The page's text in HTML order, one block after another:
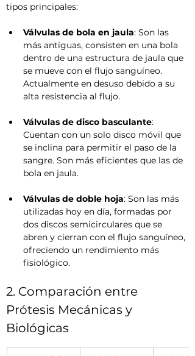
tipos principales:
Válvulas de bola en jaula: Son las
más antiguas, consisten en una bola
dentro de una estructura de jaula que
se mueve con el flujo sanguíneo.
Actualmente en desuso debido a su
alta resistencia al flujo.
Válvulas de disco basculante:
Cuentan con un solo disco móvil que
se inclina para permitir el paso de la
sangre. Son más eficientes que las de
bola en jaula.
Válvulas de doble hoja: Son las más
utilizadas hoy en día, formadas por
dos discos semicirculares que se
abren y cierran con el flujo sanguíneo,
ofreciendo un rendimiento más
fisiológico.
2. Comparación entre
Prótesis Mecánicas y
Biológicas